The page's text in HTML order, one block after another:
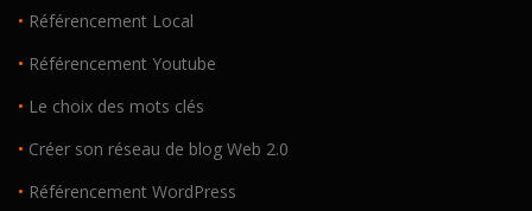
• Référencement Local
• Référencement Youtube
• Le choix des mots clés
• Créer son réseau de blog Web 2.0
• Référencement WordPress